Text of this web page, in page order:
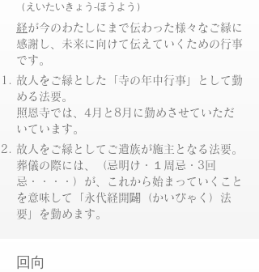
（えいたいきょう-ほうよう）
経が今のわたしにまで伝わった様々なご縁に
感謝し、 未来に向けて伝えていくための行事
です。
故人をご縁とした「寺の年中行事」として勤
める法要。
照恩寺では、4月と8月に勤めさせていただ
いています。
故人をご縁としてご遺族が施主となる法要。
葬儀の際には、（忌明け・１周忌・3回
忌・・・・）が、これから始まっていくこと
を意味して「永代経開闢（かいびゃく）法
要」を勤めます。
回向